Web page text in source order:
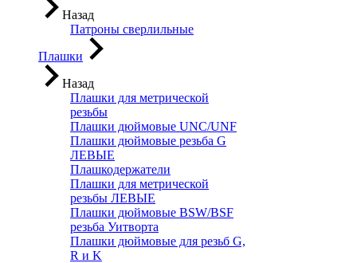
Назад
Патроны сверлильные
Плашки
Назад
Плашки для метрической
резьбы
Плашки дюймовые UNC/UNF
Плашки дюймовые резьба G
ЛЕВЫЕ
Плашкодержатели
Плашки для метрической
резьбы ЛЕВЫЕ
Плашки дюймовые BSW/BSF
резьба Уитворта
Плашки дюймовые для резьб G,
R и K